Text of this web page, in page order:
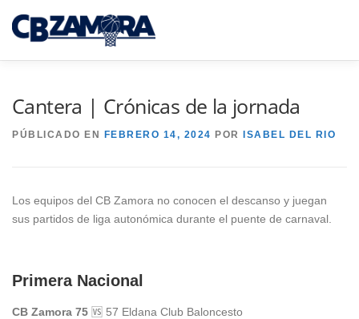
contenido
CAMPUS INTERPUEBLOS
Cantera | Crónicas de la jornada
PÚBLICADO EN FEBRERO 14, 2024 POR ISABEL DEL RIO
Los equipos del CB Zamora no conocen el descanso y juegan
sus partidos de liga autonómica durante el puente de carnaval.
Primera Nacional
CB Zamora 75 🆚 57 Eldana Club Baloncesto